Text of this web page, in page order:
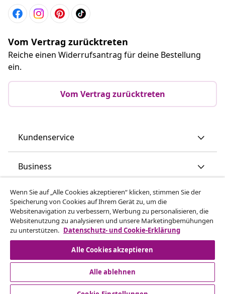
Vom Vertrag zurücktreten
Reiche einen Widerrufsantrag für deine Bestellung
ein.
Vom Vertrag zurücktreten
Kundenservice
Business
vidaXL
Mehr entdecken
Wenn Sie auf „Alle Cookies akzeptieren“ klicken, stimmen Sie der
Speicherung von Cookies auf Ihrem Gerät zu, um die
Websitenavigation zu verbessern, Werbung zu personalisieren, die
Websitenutzung zu analysieren und unsere Marketingbemühungen
zu unterstützen. Datenschutz- und Cookie-Erklärung
Alle Cookies akzeptieren
Alle ablehnen